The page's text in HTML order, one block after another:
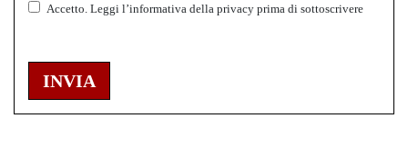
Accetto. Leggi l’informativa della privacy prima di sottoscrivere
INVIA